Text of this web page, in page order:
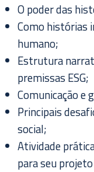
O poder das
Como histórias
humano;
Estrutura
premissas ESG;
Comunicação e
Principais
social;
Atividade
para seu projeto